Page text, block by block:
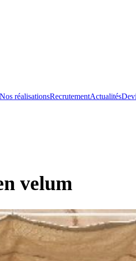
Nos réalisationsRecrutementActualités
velum